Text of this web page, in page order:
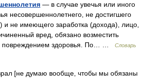
— в случае увечья или иного
несовершеннолетнего, не достигшего
и не имеющего заработка (дохода), лицо,
вред, обязано возместить
повреждением здоровья. По… …
Словарь
[не думаю вообще, чтобы мы обязаны